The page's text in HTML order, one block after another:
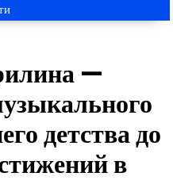
—
детства до
в